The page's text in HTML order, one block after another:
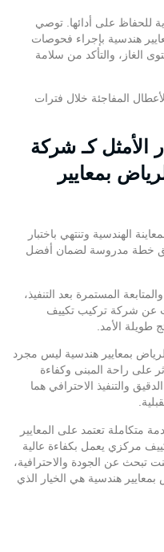
للحفاظ على أدائها. توصي
هندسية بإجراء فحوصات
الغاز، والتأكد من سلامة
المفاجئة خلال فترات
الأمثل كـ شركة
بمعايير
الهندسية وتنتهي باختبار
خطة مدروسة لضمان أفضل
المستمرة بعد التنفيذ،
عن شركة تركيب تكييف
طويلة الأمد.
بمعايير هندسية ليس مجرد
على راحة المبنى وكفاءة
والتنفيذ الاحترافي هما
متكاملة تعتمد على المعايير
مركزي يعمل بكفاءة عالية
تبحث عن الجودة والاحترافية،
هندسية هي الخيار الذي